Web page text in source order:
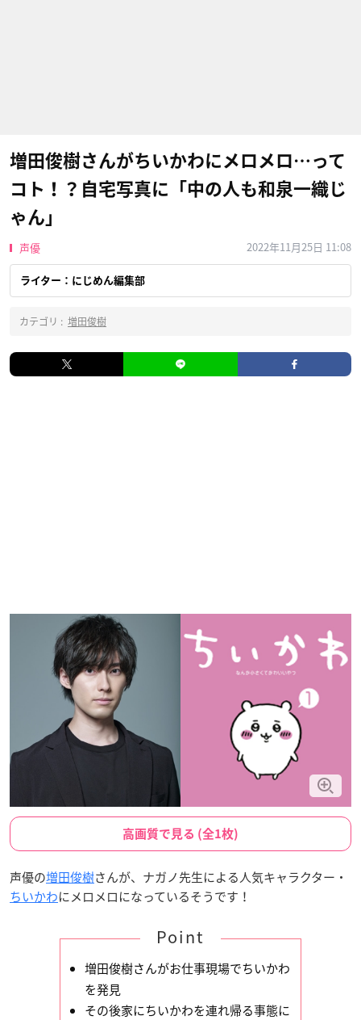
増田俊樹さんがちいかわにメロメロ…って
コト！？自宅写真に「中の人も和泉一織じ
ゃん」
声優 2022年11月25日 11:08
ライター：にじめん編集部
カテゴリ : 増田俊樹
高画質で見る (全1枚)
声優の増田俊樹さんが、ナガノ先生による人気キャラクター・
ちいかわにメロメロになっているそうです！
Point
増田俊樹さんがお仕事現場でちいかわ
を発見
その後家にちいかわを連れ帰る事態に